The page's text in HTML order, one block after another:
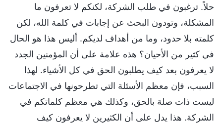
حلاً. ترغبون في طلب الشركة، لكنكم لا تعرفون ما
المشكلة، وتودون البحث عن إجابات في كلمة الله، لكن
كلمته بلا حدود، وما من أهداف لديكم. أليس هذا هو الحال
في كثير من الأحيان؟ هذه علامة على أن المؤمنين الجدد
لا يعرفون بعد كيف يطلبون الحق في كل الأشياء. لهذا
السبب، فإن معظم الأسئلة التي تطرحونها في الاجتماعات
ليست ذات صلة بالحق، وكذلك هي معظم كلماتكم في
الشركة. هذا يدل على أن الكثيرين لا يعرفون كيف